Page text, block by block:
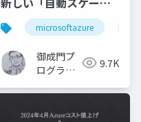
ング」を触ってみた
microsoftazure
御成門プ
ログラマ
(Tomotaka
Suzuki)
9.7K